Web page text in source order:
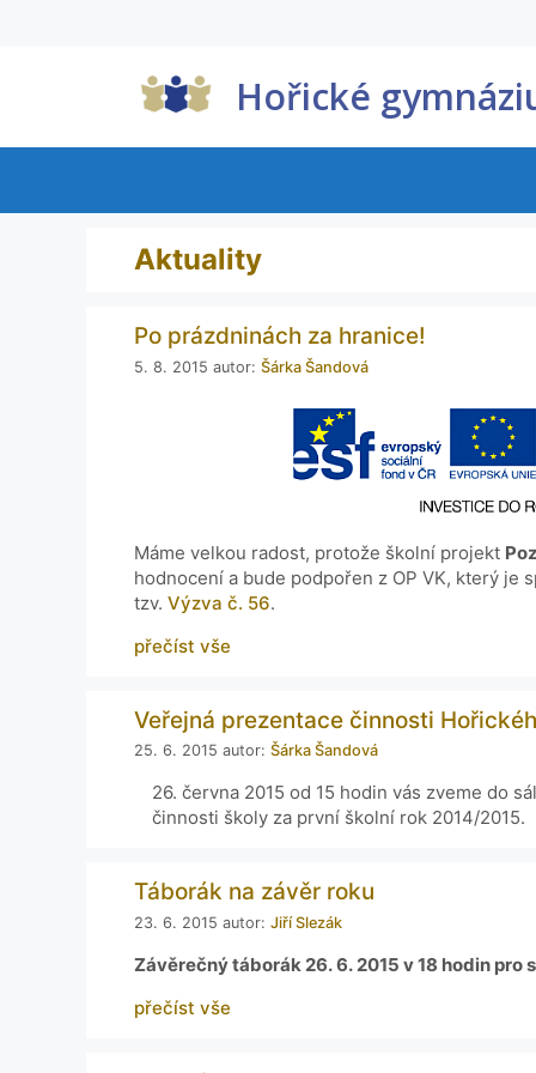
Hořické
Aktuality
Po prázdninách za hranice!
5. 8. 2015 autor: Šárka Šandová
Máme velkou radost, protože školní projekt
hodnocení a bude podpořen z OP VK, který je
tzv. Výzva č. 56.
přečíst vše
Veřejná prezentace činnosti
25. 6. 2015 autor: Šárka Šandová
26. června 2015 od 15 hodin vás zveme do
činnosti školy za první školní rok 2014/2015.
Táborák na závěr roku
23. 6. 2015 autor: Jiří Slezák
Závěrečný táborák 26. 6. 2015 v 18 hodin pro
přečíst vše